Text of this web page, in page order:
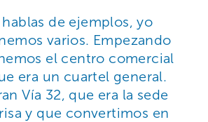
de ejemplos, yo
varios. Empezando
el centro comercial
era un cuartel general.
Vía 32, que era la sede
y que convertimos en